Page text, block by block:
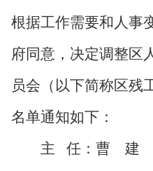
根据工作需要和人事
府同意，决定调整区
员会（以下简称区残
名单通知如下：
主
任 ：曹 建